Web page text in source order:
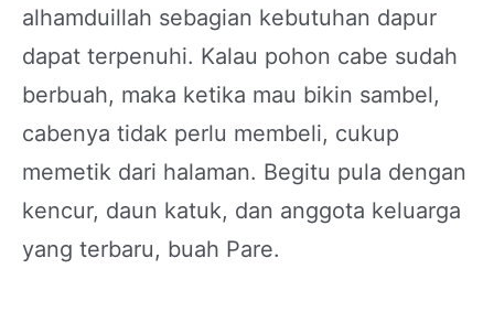
alhamduillah sebagian kebutuhan dapur
dapat terpenuhi. Kalau pohon cabe sudah
berbuah, maka ketika mau bikin sambel,
cabenya tidak perlu membeli, cukup
memetik dari halaman. Begitu pula dengan
kencur, daun katuk, dan anggota keluarga
yang terbaru, buah Pare.